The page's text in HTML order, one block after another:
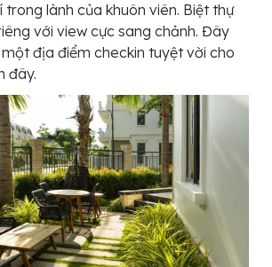
trong lành của khuôn viên. Biệt thự
với view cực sang chảnh. Đây
địa điểm checkin tuyệt vời cho
đây.